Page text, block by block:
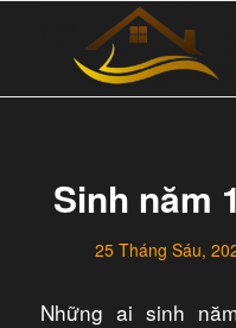
Sinh năm
25 Tháng Sáu,
Những ai sinh